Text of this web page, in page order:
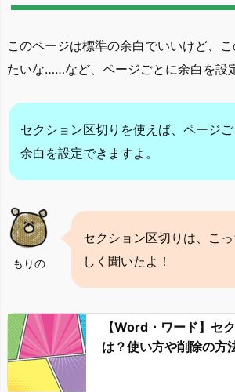
このページは標準の余白でいいけど、
たいな……など、ページごとに余白を設
セクション区切りを使えば、ページ
余白を設定できますよ。
もりの
セクション区切りは、こ
しく聞いたよ！
【Word・ワード】セ
は？使い方や削除の方